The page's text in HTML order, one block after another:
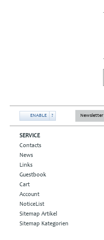
ENABLE ? Newsletter
SERVICE
Contacts
News
Links
Guestbook
Cart
Account
NoticeList
Sitemap Artikel
Sitemap Kategorien